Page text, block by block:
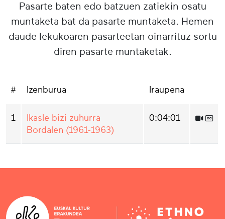
Pasarte baten edo batzuen zatiekin osatu
muntaketa bat da pasarte muntaketa. Hemen
daude lekukoaren pasarteetan oinarrituz sortu
diren pasarte muntaketak.
# Izenburua Iraupena
1
Ikasle bizi zuhurra
Bordalen (1961-1963)
0:04:01